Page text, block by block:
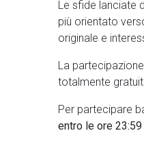
Le sfide lanciate
più orientato
originale e
La
totalmente
Per partecipare
entro le ore